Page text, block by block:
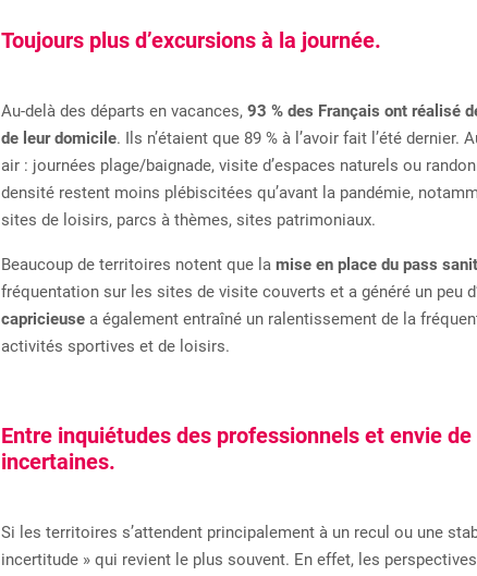
Toujours plus d’excursions à la journée.
Au-delà des départs en vacances, 93 % des Français ont réalisé
de leur domicile. Ils n’étaient que 89 % à l’avoir fait l’été
air : journées plage/baignade, visite d’espaces naturels ou
densité restent moins plébiscitées qu’avant la pandémie,
sites de loisirs, parcs à thèmes, sites patrimoniaux.
Beaucoup de territoires notent que la mise en place du pass
fréquentation sur les sites de visite couverts et a généré un peu
capricieuse a également entraîné un ralentissement de la
activités sportives et de loisirs.
Entre inquiétudes des professionnels et envie
incertaines.
Si les territoires s’attendent principalement à un recul ou une
incertitude » qui revient le plus souvent. En effet, les